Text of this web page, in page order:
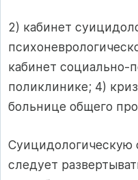
2) кабинет
кабинет социально-
поликлинике; 4)
больнице общего
Суицидологическую
следует